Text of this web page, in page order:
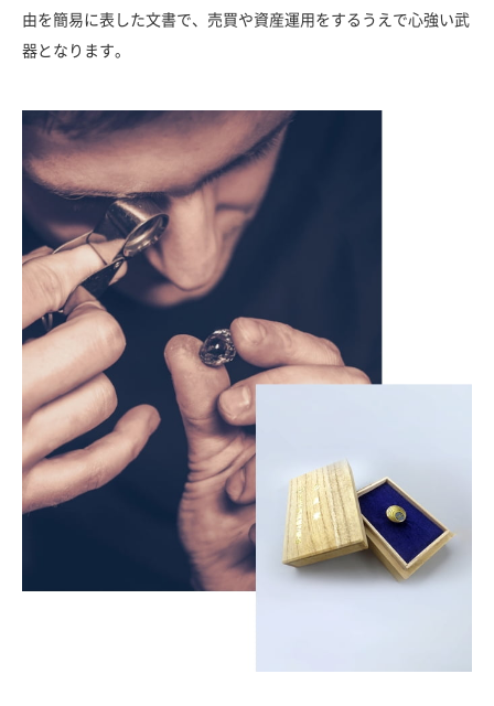
由を簡易に表した文書で、売買や資産運用をするうえで心強い武
器となります。